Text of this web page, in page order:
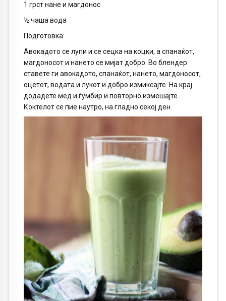
1 грст нане и магдонос
½ чаша вода
Подготовка:
Авокадото се лупи и се сецка на коцки, а спанаќот,
магдоносот и нането се мијат добро. Во блендер
ставете ги авокадото, спанаќот, нането, магдоносот,
оцетот, водата и лукот и добро измиксајте. На крај
додадете мед и ѓумбир и повторно измешајте.
Коктелот се пие наутро, на гладно секој ден.